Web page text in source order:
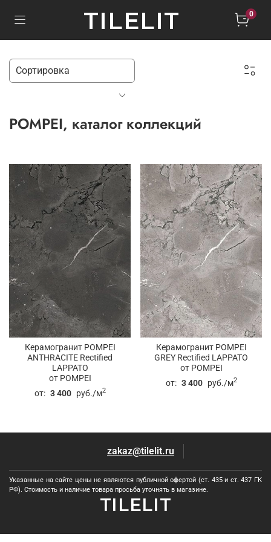
TILELIT 0
POMPEI, каталог коллекций
Керамогранит POMPEI
ANTHRACITE Rectified
LAPPATO
от POMPEI
от: 3 400 руб./м2
Керамогранит POMPEI
GREY Rectified LAPPATO
от POMPEI
от: 3 400 руб./м2
zakaz@tilelit.ru
TILELIT
Указанные на сайте цены не являются публичной офертой (ст. 435 и ст. 437 ГК
РФ). Стоимость и наличие товара просьба уточнять в магазине.